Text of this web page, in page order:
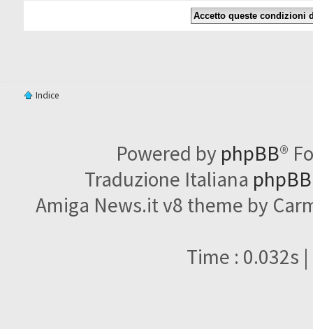
Indice
Powered by phpBB®
Traduzione Italiana
Amiga News.it v8 theme by
Time : 0.032s